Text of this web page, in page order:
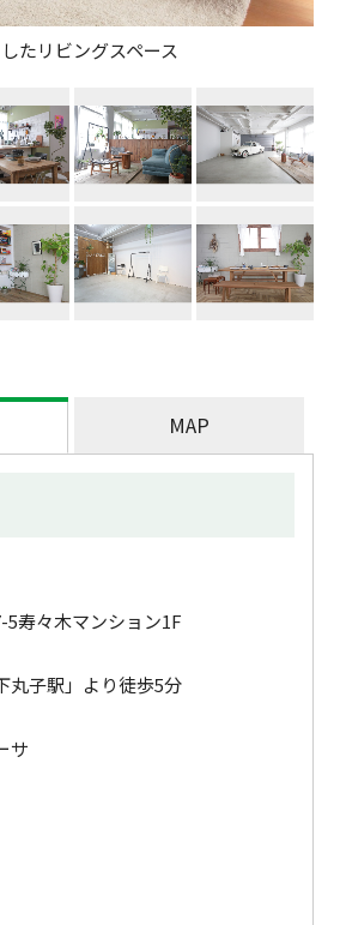
たリビングスペース
MAP
寿々木マンション1F
丸子駅」より徒歩5分
サ